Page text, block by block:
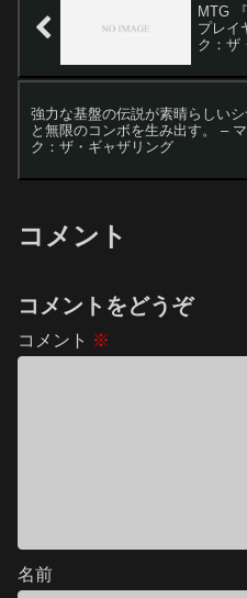
MTG
プレイ
ク：ザ
強力な基盤の伝説が素晴らしい
と無限のコンボを生み出す。 –
ク：ザ・ギャザリング
コメント
コメントをどうぞ
コメント ※
名前